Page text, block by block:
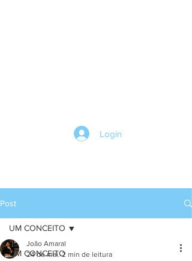
Login
Post
UM CONCEITO
UM CONCEITO
João Amaral
24 de mai. 2 min de leitura